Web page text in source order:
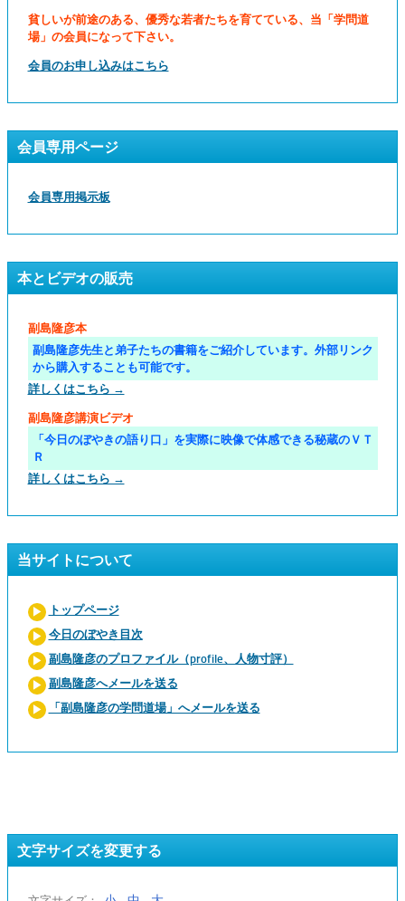
貧しいが前途のある、優秀な若者たちを育てている、当「学問道
場」の会員になって下さい。
会員のお申し込みはこちら
会員専用ページ
会員専用掲示板
本とビデオの販売
副島隆彦本
副島隆彦先生と弟子たちの書籍をご紹介しています。外部リンク
から購入することも可能です。
詳しくはこちら →
副島隆彦講演ビデオ
「今日のぼやきの語り口」を実際に映像で体感できる秘蔵のＶＴ
Ｒ
詳しくはこちら →
当サイトについて
トップページ
今日のぼやき目次
副島隆彦のプロファイル（profile、人物寸評）
副島隆彦へメールを送る
「副島隆彦の学問道場」へメールを送る
文字サイズを変更する